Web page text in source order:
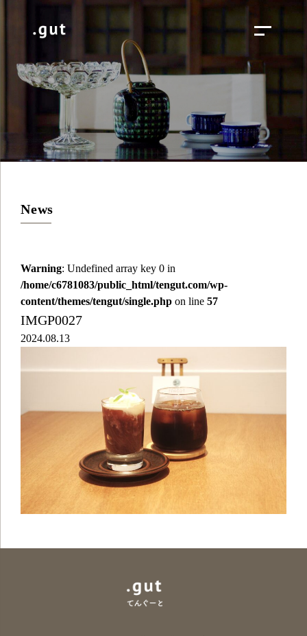
News
Warning: Undefined array key 0 in
/home/c6781083/public_html/tengut.com/wp-
content/themes/tengut/single.php on line 57
IMGP0027
2024.08.13